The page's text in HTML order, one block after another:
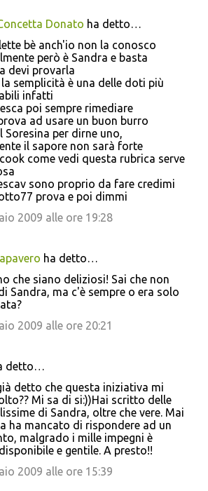
Donato ha detto…
bè anch'io non la conosco
però è Sandra e basta
devi provarla
la semplicità è una delle doti più
infatti
poi sempre rimediare
ad usare un buon burro
Soresina per dirne uno,
il sapore non sarà forte
come vedi questa rubrica serve
sono proprio da fare credimi
prova e poi dimmi
2009 alle ore 19:28
ha detto…
che siano deliziosi! Sai che non
Sandra, ma c'è sempre o era solo
2009 alle ore 20:21
detto…
detto che questa iniziativa mi
Mi sa di si:))Hai scritto delle
di Sandra, oltre che vere. Mai
ha mancato di rispondere ad un
malgrado i mille impegni è
e gentile. A presto!!
2009 alle ore 15:39